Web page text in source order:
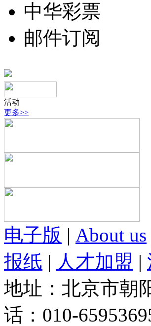
中华彩票
邮件订阅
活动
更多>>
电子版 | About us
报纸 | 人才加盟 |
地址：北京市朝
话：010-